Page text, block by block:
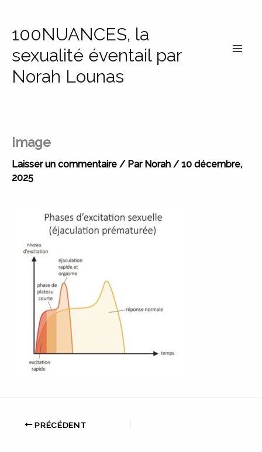
contenu
100NUANCES, la
sexualité éventail par
Norah Lounas
image
Laisser un commentaire / Par Norah / 10 décembre,
2025
PRÉCÉDENT